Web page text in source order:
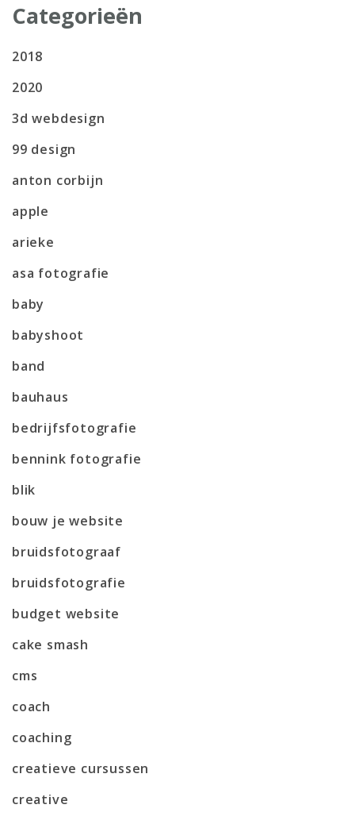
Categorieën
2018
2020
3d webdesign
99 design
anton corbijn
apple
arieke
asa fotografie
baby
babyshoot
band
bauhaus
bedrijfsfotografie
bennink fotografie
blik
bouw je website
bruidsfotograaf
bruidsfotografie
budget website
cake smash
cms
coach
coaching
creatieve cursussen
creative